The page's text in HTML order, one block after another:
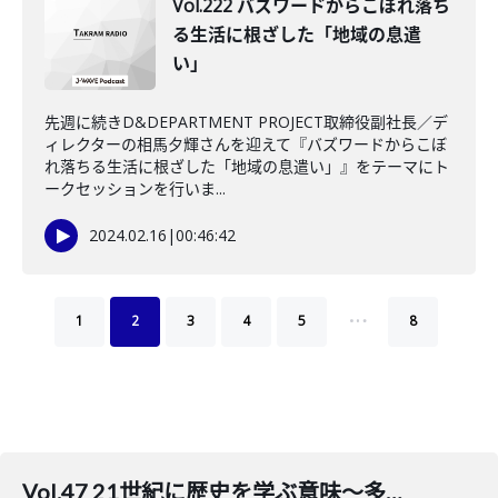
Vol.222 バズワードからこぼれ落ち
る生活に根ざした「地域の息遣
い」
先週に続きD&DEPARTMENT PROJECT取締役副社長／デ
ィレクターの相馬夕輝さんを迎えて『バズワードからこぼ
れ落ちる生活に根ざした「地域の息遣い」』をテーマにト
ークセッションを行いま...
2024.02.16 |00:46:42
1 2 3 4 5 … 8
Vol.47 21世紀に歴史を学ぶ意味～多様性とメタ認知